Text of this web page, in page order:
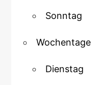
Sonntag
Wochentage
Dienstag